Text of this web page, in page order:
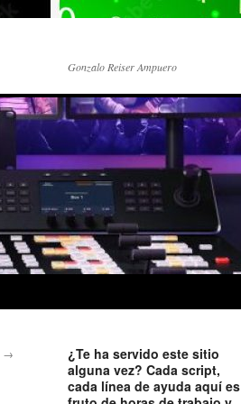
Gonzalo Reiser Ampuero
→
¿Te ha servido este sitio
alguna vez? Cada script,
cada línea de ayuda aquí es